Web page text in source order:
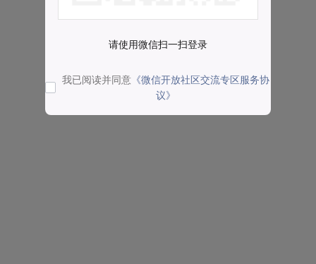
请使用微信扫一扫登录
我已阅读并同意 《微信开放社区交流专区服务协
议》